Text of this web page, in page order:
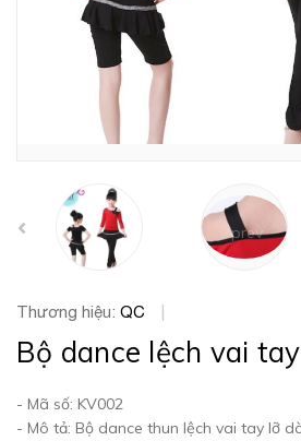
prev
Thương hiệu: QC
Bộ dance lệch vai
- Mã số: KV002
- Mô tả: Bộ dance thun lệch vai tay lỡ